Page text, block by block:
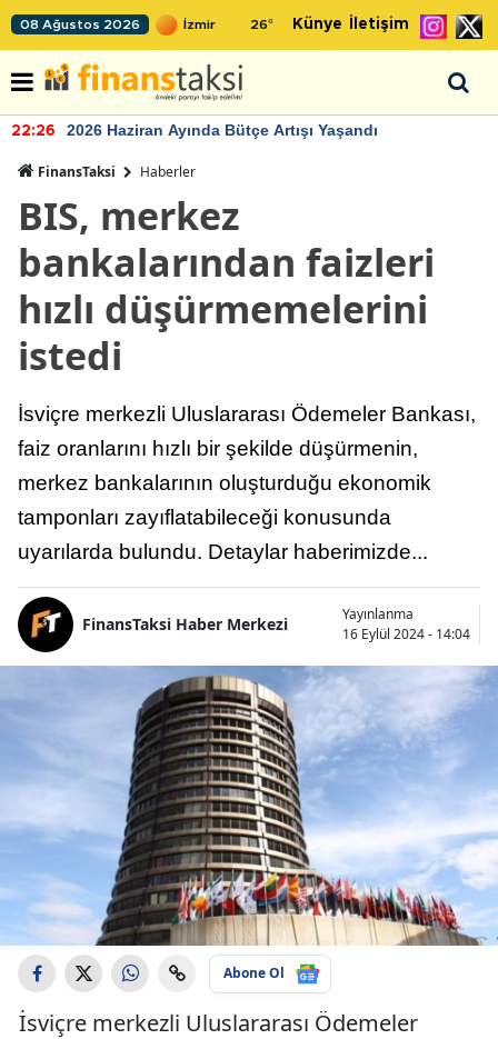
08 Ağustos 2026 26° Künye İletişim
22:26 2026 Haziran Ayında Bütçe Artışı Yaşandı
FinansTaksi Haberler
BIS, merkez
bankalarından faizleri
hızlı düşürmemelerini
istedi
İsviçre merkezli Uluslararası Ödemeler Bankası,
faiz oranlarını hızlı bir şekilde düşürmenin,
merkez bankalarının oluşturduğu ekonomik
tamponları zayıflatabileceği konusunda
uyarılarda bulundu. Detaylar haberimizde...
FinansTaksi Haber Merkezi
Yayınlanma
16 Eylül 2024 - 14:04
Abone Ol
İsviçre merkezli Uluslararası Ödemeler